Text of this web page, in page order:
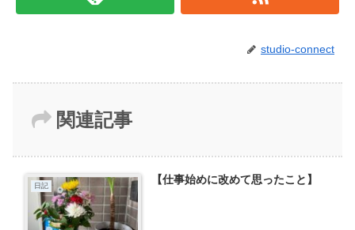
studio-connect
関連記事
日記 【仕事始めに改めて思ったこと】